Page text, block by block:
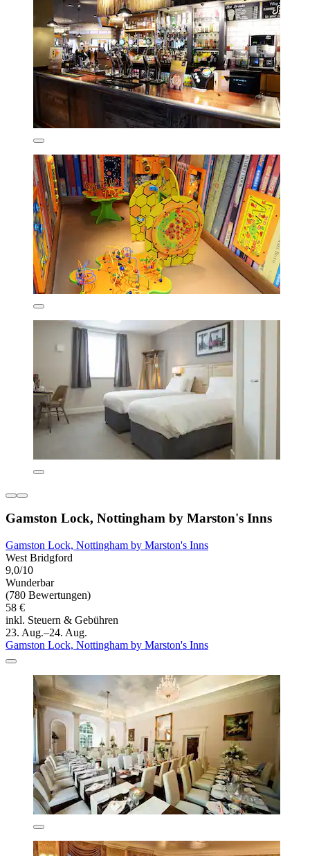
Gamston Lock, Nottingham by Marston's Inns
Gamston Lock, Nottingham by Marston's Inns
West Bridgford
9,0/10
Wunderbar
(780 Bewertungen)
58 €
inkl. Steuern & Gebühren
23. Aug.–24. Aug.
Gamston Lock, Nottingham by Marston's Inns